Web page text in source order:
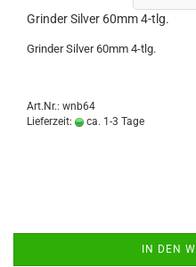
Grinder Silver 60mm 4-tlg.
Grinder Silver 60mm 4-tlg.
Art.Nr.: wnb64
Lieferzeit:
ca. 1-3 Tage
IN DEN